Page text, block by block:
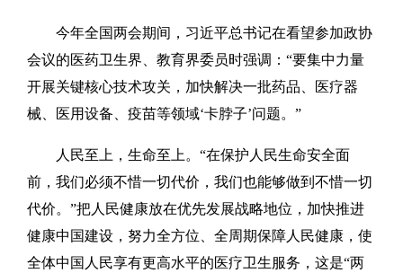
今年全国两会期间，习近平总书记在看望参加政协
会议的医药卫生界、教育界委员时强调：“要集中力量
开展关键核心技术攻关，加快解决一批药品、医疗器
械、医用设备、疫苗等领域‘卡脖子’问题。”
人民至上，生命至上。“在保护人民生命安全面
前，我们必须不惜一切代价，我们也能够做到不惜一切
代价。”把人民健康放在优先发展战略地位，加快推进
健康中国建设，努力全方位、全周期保障人民健康，使
全体中国人民享有更高水平的医疗卫生服务，这是“两